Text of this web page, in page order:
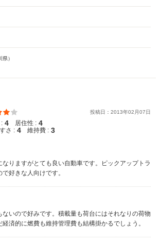
）
投稿日： 2013年02 月07日
4 居住性 : 4
さ : 4 維持費 : 3
なりますがとても良い自動車です。ピックアップトラ
好きな人向けです。
いので好みです。積載量も荷台にはそれなりの荷物
済的に燃費も維持管理費も結構掛かるでしょう。